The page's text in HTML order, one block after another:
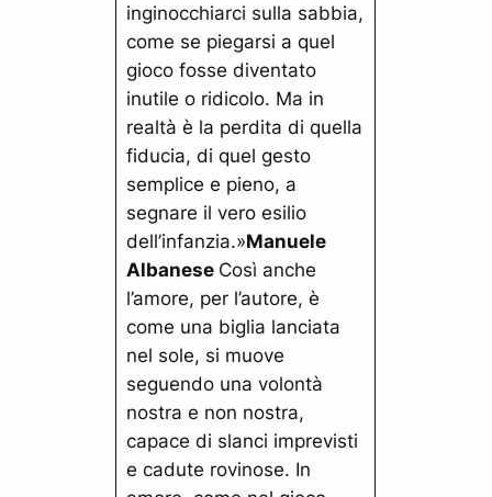
inginocchiarci sulla sabbia,
come se piegarsi a quel
gioco fosse diventato
inutile o ridicolo. Ma in
realtà è la perdita di quella
fiducia, di quel gesto
semplice e pieno, a
segnare il vero esilio
dell’infanzia.»Manuele
Albanese Così anche
l’amore, per l’autore, è
come una biglia lanciata
nel sole, si muove
seguendo una volontà
nostra e non nostra,
capace di slanci imprevisti
e cadute rovinose. In